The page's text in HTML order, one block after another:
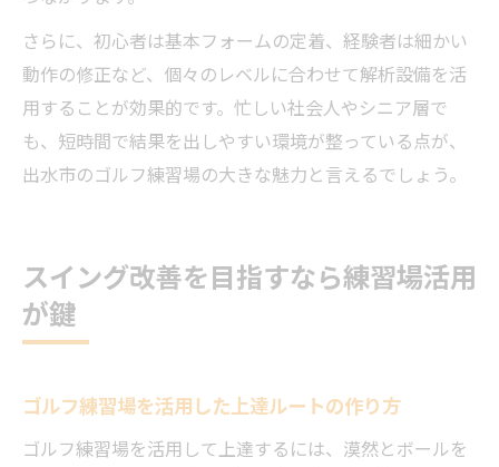
さらに、初心者は基本フォームの定着、経験者は細かい
動作の修正など、個々のレベルに合わせて解析設備を活
用することが効果的です。忙しい社会人やシニア層で
も、短時間で結果を出しやすい環境が整っている点が、
出水市のゴルフ練習場の大きな魅力と言えるでしょう。
スイング改善を目指すなら練習場活用
が鍵
ゴルフ練習場を活用した上達ルートの作り方
ゴルフ練習場を活用して上達するには、漠然とボールを